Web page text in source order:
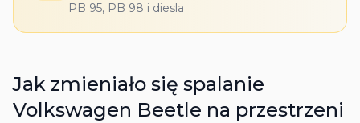
PB 95, PB 98 i diesla
Jak zmieniało się spalanie
Volkswagen Beetle na przestrzeni